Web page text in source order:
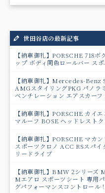
世田谷店の最新記事
【納車御礼】PORSCHE 718
ップ ボディ同色ロールバー ス
【納車御礼】Mercedes-Benz
AMGスタイリングPKG パノラ
ベンチレーション エアスカー
【納車御礼】PORSCHE カイ
マルーフ BOSE ヘッドレスト
【納車御礼】PORSCHE マ
スポーツクロノ ACC RSスパ
リードライブ
【納車御礼】BMW 2シリー
Mエアロ スポーツシート 専用
グパフォーマンスコントロール！